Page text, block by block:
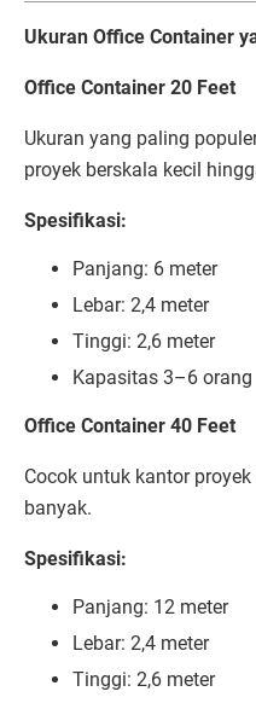
Ukuran Office Container
Office Container 20 Feet
Ukuran yang paling
proyek berskala kecil
Spesifikasi:
Panjang: 6 meter
Lebar: 2,4 meter
Tinggi: 2,6 meter
Kapasitas 3–6 orang
Office Container 40 Feet
Cocok untuk kantor
banyak.
Spesifikasi:
Panjang: 12 meter
Lebar: 2,4 meter
Tinggi: 2,6 meter